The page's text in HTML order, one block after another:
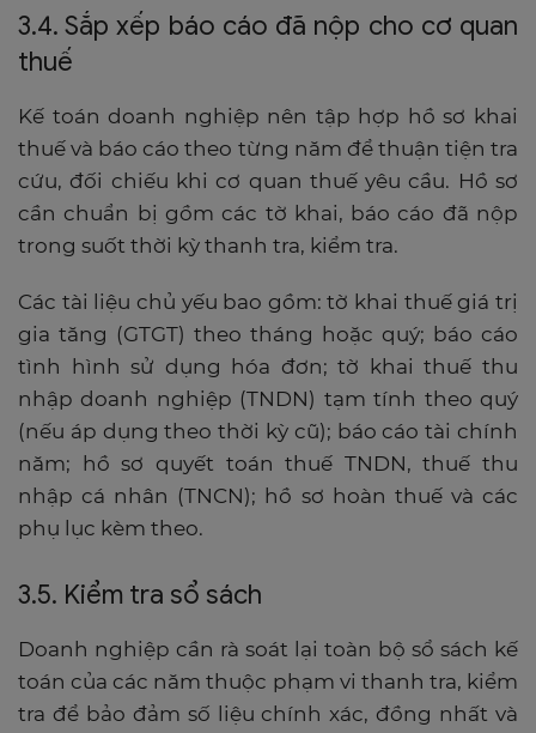
3.4. Sắp xếp báo cáo đã nộp cho cơ quan
thuế
Kế toán doanh nghiệp nên tập hợp hồ sơ khai
thuế và báo cáo theo từng năm để thuận tiện tra
cứu, đối chiếu khi cơ quan thuế yêu cầu. Hồ sơ
cần chuẩn bị gồm các tờ khai, báo cáo đã nộp
trong suốt thời kỳ thanh tra, kiểm tra.
Các tài liệu chủ yếu bao gồm: tờ khai thuế giá trị
gia tăng (GTGT) theo tháng hoặc quý; báo cáo
tình hình sử dụng hóa đơn; tờ khai thuế thu
nhập doanh nghiệp (TNDN) tạm tính theo quý
(nếu áp dụng theo thời kỳ cũ); báo cáo tài chính
năm; hồ sơ quyết toán thuế TNDN, thuế thu
nhập cá nhân (TNCN); hồ sơ hoàn thuế và các
phụ lục kèm theo.
3.5. Kiểm tra sổ sách
Doanh nghiệp cần rà soát lại toàn bộ sổ sách kế
toán của các năm thuộc phạm vi thanh tra, kiểm
tra để bảo đảm số liệu chính xác, đồng nhất và